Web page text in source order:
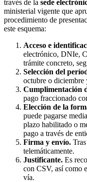
través de la sede
ministerial vigente que
procedimiento de
este esquema:
Acceso e
electrónico, DNIe,
trámite concreto,
Selección del
octubre o diciembre
Cumplimentación
pago fraccionado
Elección de la
puede pagarse
plazo habilitado o
pago a través de
Firma y envío.
telemáticamente.
Justificante. Es
con CSV, así como
vía.